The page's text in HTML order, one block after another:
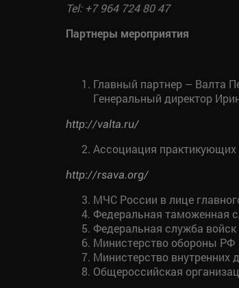
Tel: +7 964 724 80 47
Партнеры мероприятия
Главный партнер – Валта
Генеральный директор
http://valta.ru/
Ассоциация практикующих
http://rsava.org/
МЧС России в лице
Федеральная таможенная
Федеральная служба
Министерство обороны РФ
Министерство внутренних
Общероссийская